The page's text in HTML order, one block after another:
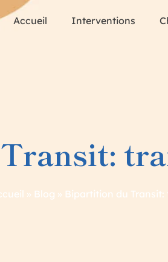
Accueil Interventions
» Blog » Bipartition du